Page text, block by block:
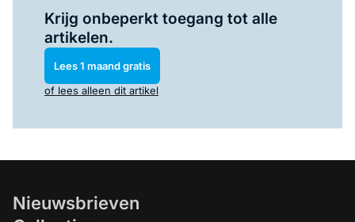
Krijg onbeperkt toegang tot alle
artikelen.
Lees 1 maand gratis
of lees alleen dit artikel
Nieuwsbrieven